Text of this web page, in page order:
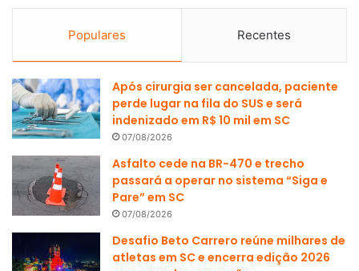
Populares Recentes
Após cirurgia ser cancelada, paciente
perde lugar na fila do SUS e será
indenizado em R$ 10 mil em SC
07/08/2026
Asfalto cede na BR-470 e trecho
passará a operar no sistema “Siga e
Pare” em SC
07/08/2026
Desafio Beto Carrero reúne milhares de
atletas em SC e encerra edição 2026